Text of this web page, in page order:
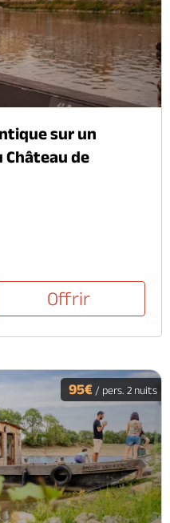
sur un
Château de
Offrir
95€ / pers. 2 nuits